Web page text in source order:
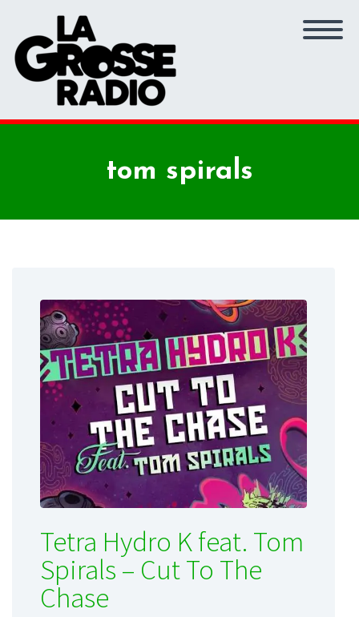
tom spirals
Tetra Hydro K feat. Tom
Spirals – Cut To The
Chase